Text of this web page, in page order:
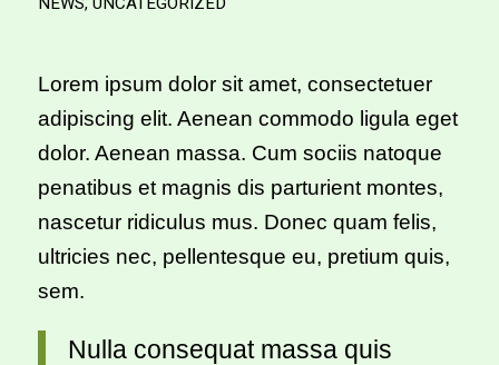
Lorem ipsum dolor sit amet, consectetuer
adipiscing elit. Aenean commodo ligula eget
dolor. Aenean massa. Cum sociis natoque
penatibus et magnis dis parturient montes,
nascetur ridiculus mus. Donec quam felis,
ultricies nec, pellentesque eu, pretium quis,
sem.
Nulla consequat massa quis